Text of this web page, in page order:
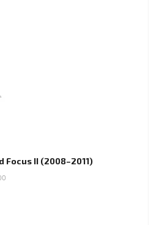
Focus II (2008–2011)